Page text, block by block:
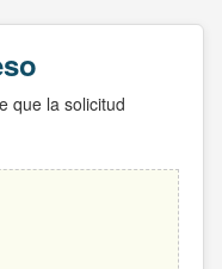
que la solicitud